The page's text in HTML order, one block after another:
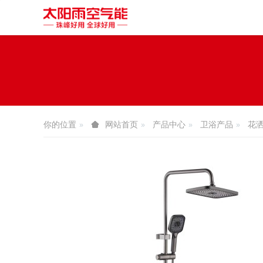
你的位置 网站首页 产品中心 卫浴产品 花